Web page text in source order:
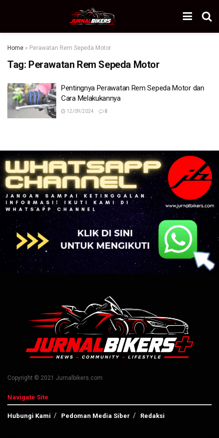
Home » Perawatan Rem Sepeda Motor
Tag: Perawatan Rem Sepeda Motor
Pentingnya Perawatan Rem Sepeda Motor dan
Cara Melakukannya
12/09/2024 0
Copyright © 2021 Jurnalbikers.com
Navigate Site
Hubungi Kami Pedoman Media Siber Redaksi